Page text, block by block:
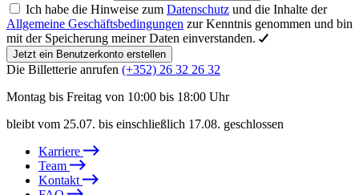
Ich habe die Hinweise zum Datenschutz und die Inhalte der
Allgemeine Geschäftsbedingungen zur Kenntnis genommen und bin
mit der Speicherung meiner Daten einverstanden.
Jetzt ein Benutzerkonto erstellen
Die Billetterie anrufen (+352) 26 32 26 32
Montag bis Freitag von 10:00 bis 18:00 Uhr
bleibt vom 25.07. bis einschließlich 17.08. geschlossen
Karriere
Team
Kontakt